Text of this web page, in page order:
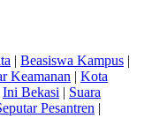
| Beasiswa Kampus |
Keamanan | Kota
Ini Bekasi | Suara
Pesantren |